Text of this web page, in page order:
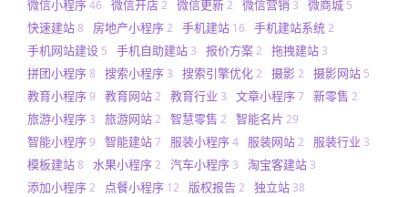
微信小程序46 微信开店2 微信更新2 微信营销 3 微商城 5
快速建站8 房地产小程序2 手机建站 16 手机建站系统2
手机网站建设 5 手机自助建站 3 报价方案2 拖拽建站 3
拼团小程序8 搜索小程序 3 搜索引擎优化2 摄影2 摄影网站 5
教育小程序9 教育网站2 教育行业 3 文章小程序7 新零售 2
旅游小程序 3 旅游网站2 智慧零售 2 智能名片 29
智能小程序9 智能建站7 服装小程序4 服装网站2 服装行业 3
模板建站8 水果小程序2 汽车小程序 3 淘宝客建站 3
添加小程序2 点餐小程序 12 版权报告2 独立站 38